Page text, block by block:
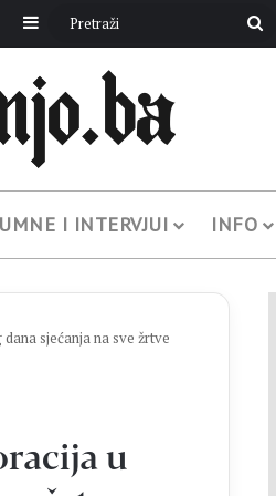
Sidebar
I INTERVJUI INFO
sjećanja na sve žrtve
u